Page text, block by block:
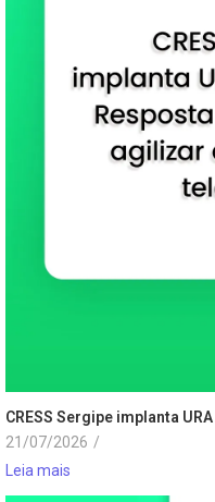
CRESS Sergipe implanta
21/07/2026 /
Leia mais